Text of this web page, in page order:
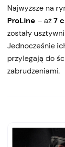
Najwyższe na
ProLine – aż7
zostały
Jednocześnie
przylegają do
zabrudzeniami.